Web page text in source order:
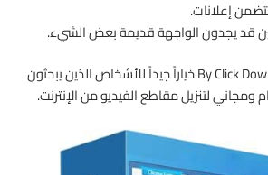
إعلانات.
قد يجدون الواجهة قديمة بعض الشيء.
بشكل عام، يعتبر By Click Downloader خياراً جيداً للأشخاص الذين يبحثون
لتنزيل مقاطع الفيديو من الإنترنت.